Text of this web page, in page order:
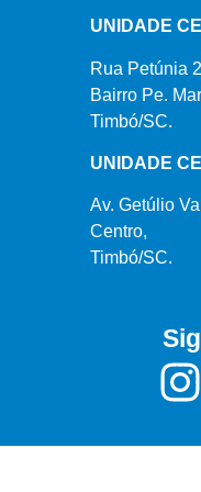
UNIDADE
Rua Petúnia
Bairro Pe.
Timbó/SC.
UNIDADE
Av. Getúlio
Centro,
Timbó/SC.